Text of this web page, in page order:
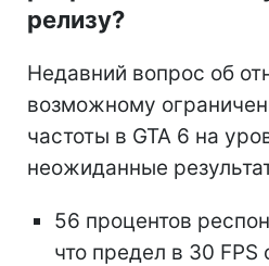
релизу?
Недавний вопрос об
возможному
частоты в GTA 6 на
неожиданные
56 процентов
что предел в 30 FPS